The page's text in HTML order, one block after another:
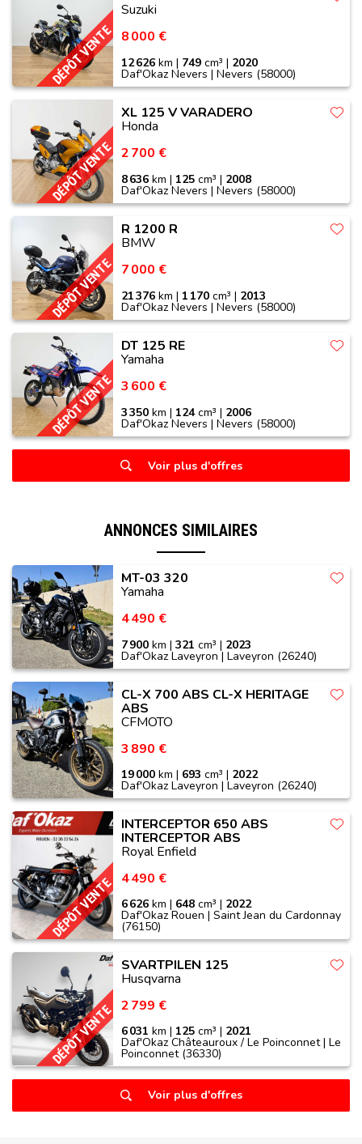
DÉPÔT VENTE
Suzuki
8 000 €
12 626 km | 749 cm³ | 2020
Daf'Okaz Nevers | Nevers (58000)
DÉPÔT VENTE
XL 125 V VARADERO
Honda
2 700 €
8 636 km | 125 cm³ | 2008
Daf'Okaz Nevers | Nevers (58000)
DÉPÔT VENTE
R 1200 R
BMW
7 000 €
21 376 km | 1 170 cm³ | 2013
Daf'Okaz Nevers | Nevers (58000)
DÉPÔT VENTE
DT 125 RE
Yamaha
3 600 €
3 350 km | 124cm³ | 2006
Daf'Okaz Nevers | Nevers (58000)
Voir plus d'offres
ANNONCES SIMILAIRES
MT-03 320
Yamaha
4 490 €
7 900 km |321 cm³ | 2023
Daf'Okaz Laveyron | Laveyron (26240)
CL-X 700 ABS CL-X HERITAGE
ABS
CFMOTO
3 890 €
19 000 km | 693 cm³ | 2022
Daf'Okaz Laveyron | Laveyron (26240)
DÉPÔT VENTE
INTERCEPTOR 650 ABS
INTERCEPTOR ABS
Royal Enfield
4 490 €
6 626 km | 648 cm³ | 2022
Daf'Okaz Rouen | Saint Jean du Cardonnay
(76150)
DÉPÔT VENTE
SVARTPILEN 125
Husqvarna
2 799 €
6 031 km | 125 cm³ | 2021
Daf'Okaz Châteauroux / Le Poinconnet | Le
Poinconnet (36330)
Voir plus d'offres